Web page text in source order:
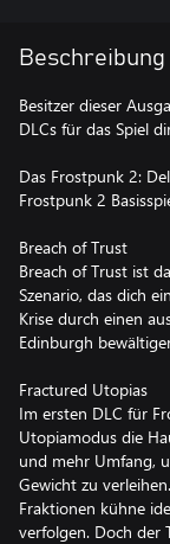
Beschreibung
Besitzer dieser
DLCs für das Spiel
Das Frostpunk 2:
Frostpunk 2
Breach of Trust
Breach of Trust ist
Szenario, das dich
Krise durch einen
Edinburgh
Fractured Utopias
Im ersten DLC für
Utopiamodus die
und mehr Umfang,
Gewicht zu
Fraktionen kühne
verfolgen. Doch der